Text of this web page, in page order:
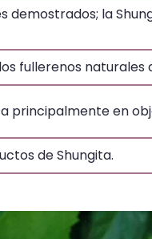
demostrados; la
fullerenos naturales
principalmente en
de Shungita.